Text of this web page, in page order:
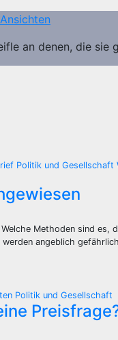
an denen, die sie
Politik und Gesellschaft
Methoden sind es,
angeblich
Politik und Gesellschaft